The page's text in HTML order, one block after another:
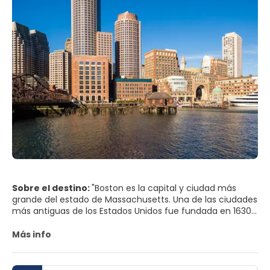
Sobre el destino:"Boston es la capital y ciudad más
grande del estado de Massachusetts. Una de las ciudades
más antiguas de los Estados Unidos fue fundada en 1630
la más europea de las ciudades de Estados Unidos.
Boston Common y jardines es una de las principales
Más info